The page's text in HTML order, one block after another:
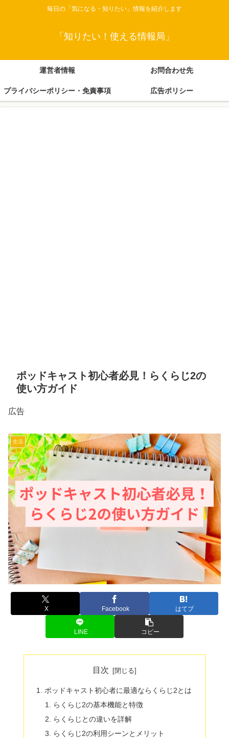
毎日の「気になる・知りたい」情報を紹介します
「知りたい！使える情報局」
運営者情報 お問合わせ先
プライバシーポリシー・免責事項 広告ポリシー
ポッドキャスト初心者必見！らくらじ2の
使い方ガイド
広告
生活
X Facebook はてブ
LINE コピー
目次
ポッドキャスト初心者に最適ならくらじ2とは
らくらじ2の基本機能と特徴
らくらじとの違いを詳解
らくらじ2の利用シーンとメリット